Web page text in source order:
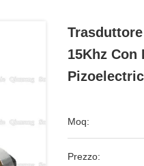
15Khz Con
Moq:
Prezzo: